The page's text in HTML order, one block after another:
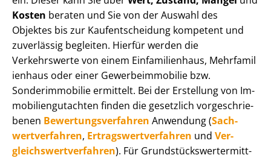
Kosten beraten und Sie von der Auswahl des
Objektes bis zur Kauf­ent­schei­dung kompetent und
zuverlässig begleiten. Hierfür werden die
Verkehrswerte von einem Einfamilienhaus, Mehr­fa­mi­l
i­en­haus oder einer Ge­wer­be­im­mo­bi­lie bzw.
Sonderimmobilie ermittelt. Bei der Erstellung von Im­
mo­bi­li­en­gut­ach­ten finden die gesetzlich vor­ge­schrie­
be­nen Be­wer­tungs­ver­fah­ren Anwendung (Sach­
wert­ver­fah­ren, Er­trags­wert­ver­fah­ren und Ver­
gleichs­wert­ver­fah­ren). Für Grund­stücks­wert­ermitt­